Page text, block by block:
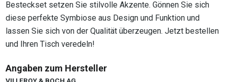
Besteckset setzen Sie stilvolle Akzente. Gönnen Sie sich
diese perfekte Symbiose aus Design und Funktion und
lassen Sie sich von der Qualität überzeugen. Jetzt bestellen
und Ihren Tisch veredeln!
Angaben zum Hersteller